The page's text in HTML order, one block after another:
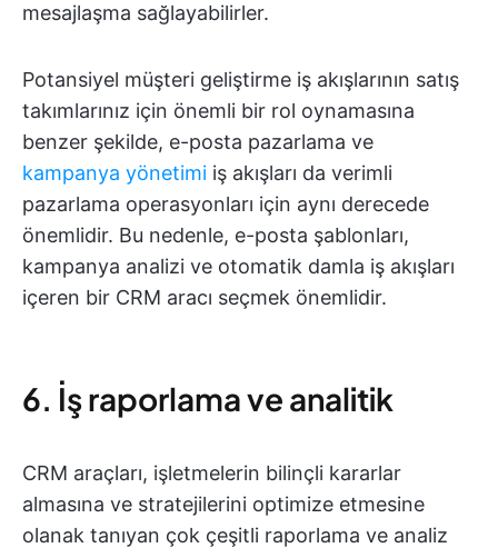
mesajlaşma sağlayabilirler.
Potansiyel müşteri geliştirme iş akışlarının satış
takımlarınız için önemli bir rol oynamasına
benzer şekilde, e-posta pazarlama ve
kampanya yönetimi iş akışları da verimli
pazarlama operasyonları için aynı derecede
önemlidir. Bu nedenle, e-posta şablonları,
kampanya analizi ve otomatik damla iş akışları
içeren bir CRM aracı seçmek önemlidir.
6. İş raporlama ve analitik
CRM araçları, işletmelerin bilinçli kararlar
almasına ve stratejilerini optimize etmesine
olanak tanıyan çok çeşitli raporlama ve analiz